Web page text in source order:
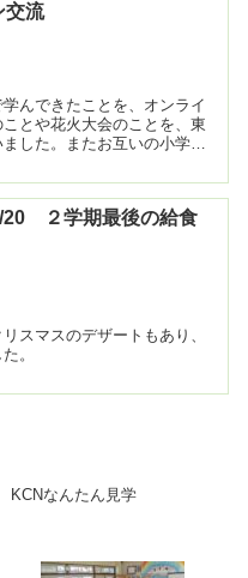
交流
んできたことを、オンライ
とや花火大会のことを、東
した。またお互いの小学校
20 ２学期最後の給食
スマスのデザートもあり、
。
KCNなんたん見学